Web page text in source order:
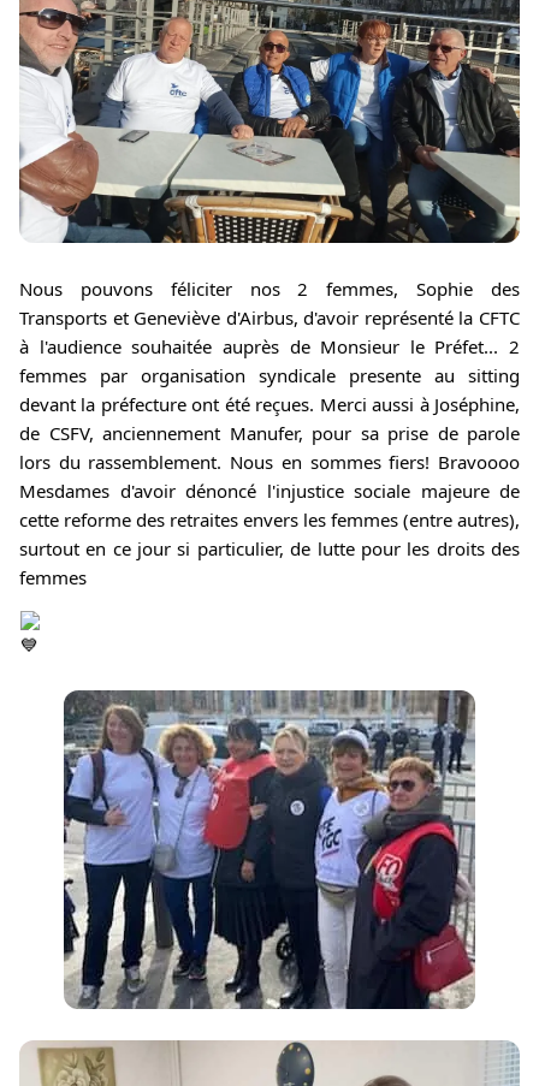
Nous pouvons féliciter nos 2 femmes, Sophie des
Transports et Geneviève d'Airbus, d'avoir représenté la CFTC
à l'audience souhaitée auprès de Monsieur le Préfet... 2
femmes par organisation syndicale presente au sitting
devant la préfecture ont été reçues. Merci aussi à Joséphine,
de CSFV, anciennement Manufer, pour sa prise de parole
lors du rassemblement. Nous en sommes fiers! Bravoooo
Mesdames d'avoir dénoncé l'injustice sociale majeure de
cette reforme des retraites envers les femmes (entre autres),
surtout en ce jour si particulier, de lutte pour les droits des
femmes